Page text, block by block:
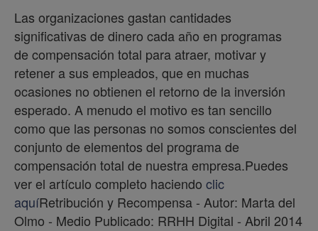
Las organizaciones gastan cantidades
significativas de dinero cada año en programas
de compensación total para atraer, motivar y
retener a sus empleados, que en muchas
ocasiones no obtienen el retorno de la inversión
esperado. A menudo el motivo es tan sencillo
como que las personas no somos conscientes del
conjunto de elementos del programa de
compensación total de nuestra empresa.Puedes
ver el artículo completo haciendo clic
aquíRetribución y Recompensa - Autor: Marta del
Olmo - Medio Publicado: RRHH Digital - Abril 2014